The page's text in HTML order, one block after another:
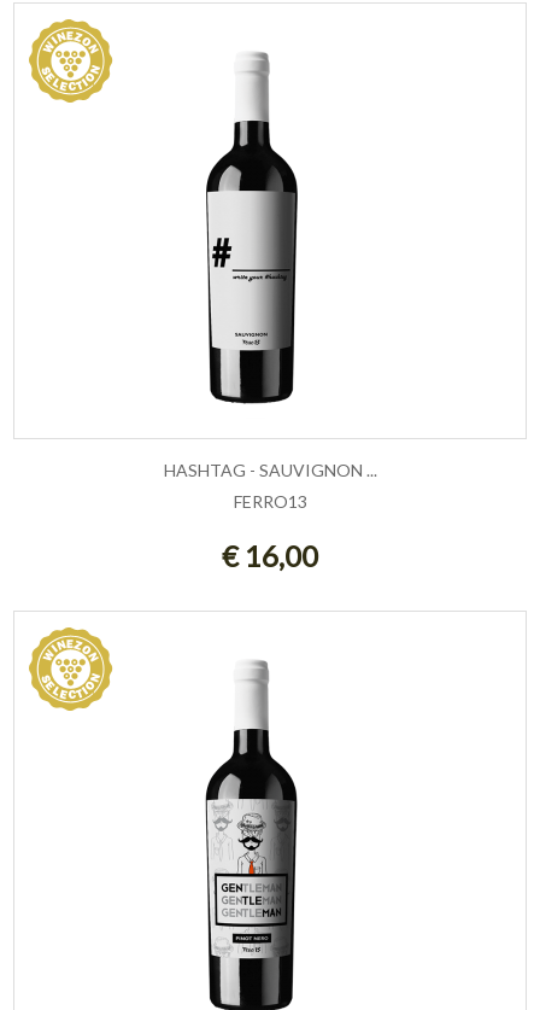
AGGIUNGI AL CARRELLO
HASHTAG - SAUVIGNON ...
FERRO13
€ 16,00